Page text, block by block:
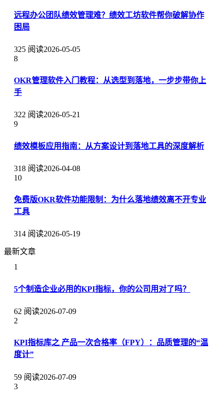
远程办公团队绩效管理难？绩效工坊软件帮你破解协作
困局
325 阅读2026-05-05
8
OKR管理软件入门教程：从选型到落地，一步步带你上
手
322 阅读2026-05-21
9
绩效模板应用指南：从方案设计到落地工具的深度解析
318 阅读2026-04-08
10
免费版OKR软件功能限制：为什么落地绩效离不开专业
工具
314 阅读2026-05-19
最新文章
1
5个制造企业必用的KPI指标，你的公司用对了吗？
62 阅读2026-07-09
2
KPI指标库之 产品一次合格率（FPY）：品质管理的“温
度计”
59 阅读2026-07-09
3